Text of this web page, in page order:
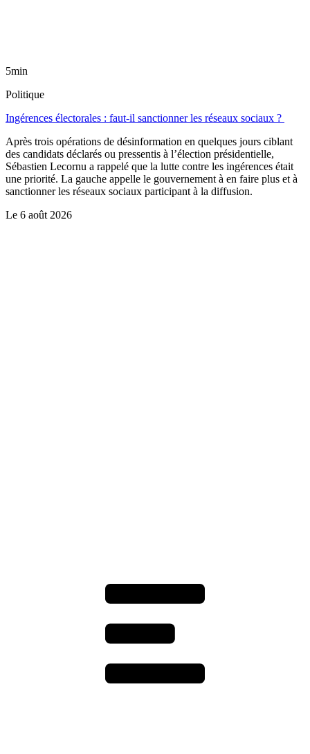
5min
Politique
Ingérences électorales : faut-il sanctionner les réseaux sociaux ?
Après trois opérations de désinformation en quelques jours ciblant
des candidats déclarés ou pressentis à l’élection présidentielle,
Sébastien Lecornu a rappelé que la lutte contre les ingérences était
une priorité. La gauche appelle le gouvernement à en faire plus et à
sanctionner les réseaux sociaux participant à la diffusion.
Le 6 août 2026